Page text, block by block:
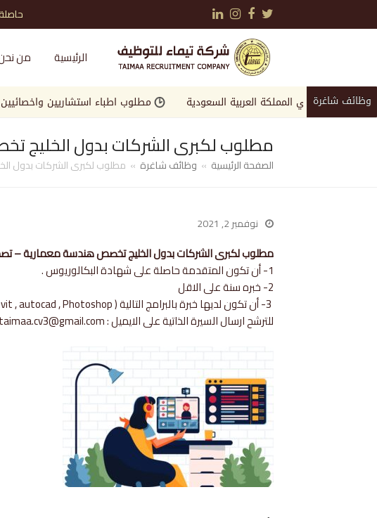
Twitter
Facebook
Instagram حاصلة على
الرئيسية من
وظائف شاغرةفي المملكة العربية السعودية مطلوب اطباء استشاريين واخصائيين
مطلوب لكبرى الشركات بدول الخليج
الصفحة الرئيسية » وظائف شاغرة » مطلوب لكبرى الشركات بدول
نوفمبر 2, 2021
مطلوب لكبرى الشركات بدول الخليج تخصص هندسة معمارية –
1- أن تكون المتقدمة حاصلة على شهادة البكالوريوس .
2- خبره سنة على الاقل
للترشح ارسال السيرة الذاتية على الايميل :taimaa.cv3@gmail.com